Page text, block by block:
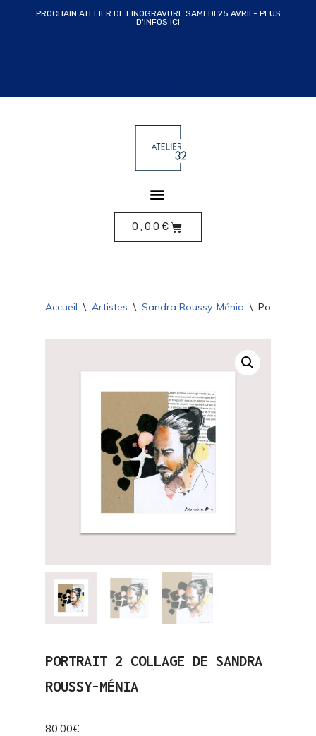
PROCHAIN ATELIER DE LINOGRAVURE SAMEDI 25 AVRIL- PLUS
D'INFOS ICI
0,00 €
Accueil \ Artistes \ Sandra Roussy-Ménia \ Portrait 2
PORTRAIT 2 COLLAGE DE SANDRA
ROUSSY-MÉNIA
80,00€